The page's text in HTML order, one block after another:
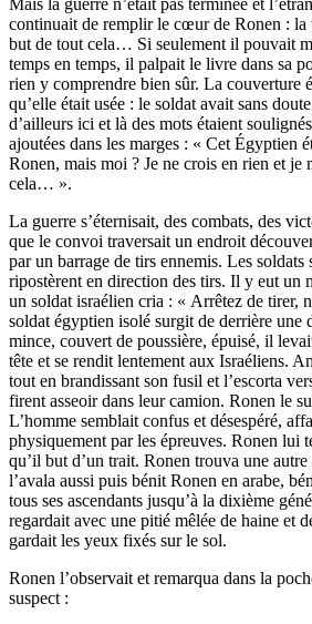
continuait de remplir le cœur de Ronen : la
but de tout cela… Si seulement il pouvait
temps en temps, il palpait le livre dans sa
rien y comprendre bien sûr. La couverture
qu’elle était usée : le soldat avait sans
d’ailleurs ici et là des mots étaient
ajoutées dans les marges : « Cet Égyptien
Ronen, mais moi ? Je ne crois en rien et je
cela… ».
La guerre s’éternisait, des combats, des
que le convoi traversait un endroit
par un barrage de tirs ennemis. Les soldats
ripostèrent en direction des tirs. Il y eut un
un soldat israélien cria : « Arrêtez de tirer,
soldat égyptien isolé surgit de derrière une
mince, couvert de poussière, épuisé, il
tête et se rendit lentement aux Israéliens.
tout en brandissant son fusil et l’escorta
firent asseoir dans leur camion. Ronen le
L’homme semblait confus et désespéré,
physiquement par les épreuves. Ronen lui
qu’il but d’un trait. Ronen trouva une
l’avala aussi puis bénit Ronen en arabe,
tous ses ascendants jusqu’à la dixième
regardait avec une pitié mêlée de haine et
gardait les yeux fixés sur le sol.
Ronen l’observait et remarqua dans la
suspect :